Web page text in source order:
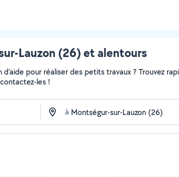
Lauzon (26) et alentours
pour réaliser des petits travaux ? Trouvez
les !
à